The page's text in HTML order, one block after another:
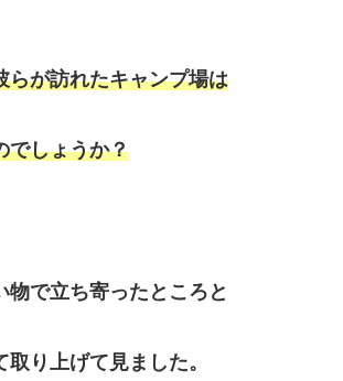
らが訪れたキャンプ場は
でしょうか？
物で立ち寄ったところと
取り上げて見ました。